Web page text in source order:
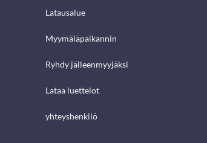
Latausalue
Myymäläpaikannin
Ryhdy jälleenmyyjäksi
Lataa luettelot
yhteyshenkilö